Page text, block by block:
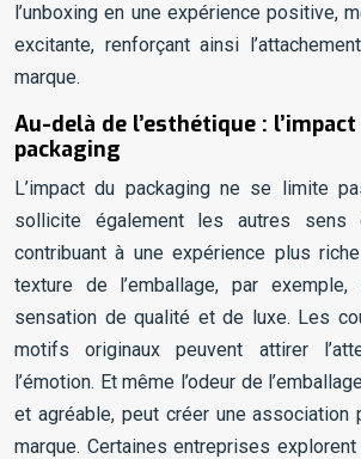
l’unboxing en une expérience positive,
excitante, renforçant ainsi
marque.
Au-delà de l’esthétique :
packaging
L’impact du packaging ne se limite
sollicite également les autres sens
contribuant à une expérience plus
texture de l’emballage, par
sensation de qualité et de luxe. Les
motifs originaux peuvent attirer
l’émotion. Et même l’odeur de
et agréable, peut créer une association
marque. Certaines entreprises explorent